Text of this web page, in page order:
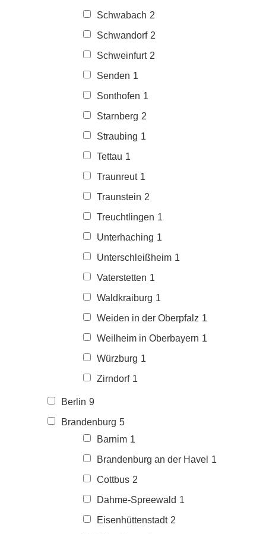
Schwabach 2
Schwandorf 2
Schweinfurt 2
Senden 1
Sonthofen 1
Starnberg 2
Straubing 1
Tettau 1
Traunreut 1
Traunstein 2
Treuchtlingen 1
Unterhaching 1
Unterschleißheim 1
Vaterstetten 1
Waldkraiburg 1
Weiden in der Oberpfalz 1
Weilheim in Oberbayern 1
Würzburg 1
Zirndorf 1
Berlin 9
Brandenburg 5
Barnim 1
Brandenburg an der Havel 1
Cottbus 2
Dahme-Spreewald 1
Eisenhüttenstadt 2